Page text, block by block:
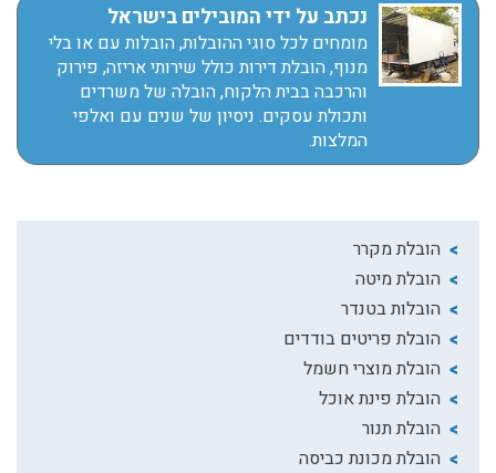
הובלת מקרר
הובלת מיטה
הובלות בטנדר
הובלת פריטים בודדים
הובלת מוצרי חשמל
הובלת פינת אוכל
הובלת תנור
הובלת מכונת כביסה
נכתב על ידי המובילים בישראל
מומחים לכל סוגי ההובלות, הובלות עם או בלי
מנוף, הובלת דירות כולל שירותי אריזה, פירוק
והרכבה בבית הלקוח, הובלה של משרדים
ותכולת עסקים. ניסיון של שנים עם ואלפי
המלצות.